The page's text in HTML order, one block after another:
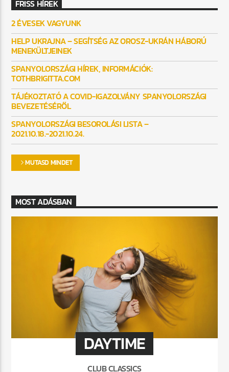
FRISS HÍREK
2 ÉVESEK VAGYUNK
HELP UKRAJNA – SEGÍTSÉG AZ OROSZ-UKRÁN HÁBORÚ
MENEKÜLTJEINEK
SPANYOLORSZÁGI HÍREK, INFORMÁCIÓK:
TOTHBRIGITTA.COM
TÁJÉKOZTATÓ A COVID-IGAZOLVÁNY SPANYOLORSZÁGI
BEVEZETÉSÉRŐL
SPANYOLORSZÁGI BESOROLÁSI LISTA –
2021.10.18.-2021.10.24.
MUTASD MINDET
MOST ADÁSBAN
DAYTIME
CLUB CLASSICS